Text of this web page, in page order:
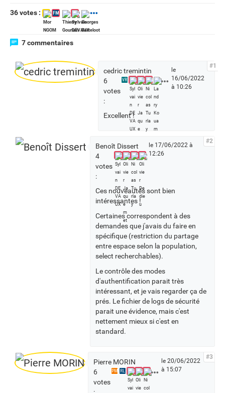
36 votes : FM
7 commentaires
cedric tremintin
6
votes
:
VR
o
s
v
a
n
t
s
le
16/06/2022
à 10:26
#1
Excellent !
Benoît Dissert
4
votes
:
le 17/06/2022 à
12:26
#2
Ces nouveautés sont bien
intéressantes !
Certaines correspondent à des
demandes que j'avais du faire en
spécifique (restriction du partage
entre espace selon la population,
select recherchables).
Le contrôle des modes
d'authentification parait très
intéressant, et je vais regarder ça de
prés. Le fichier de logs de sécurité
parait une évidence, mais c'est
nettement mieux si c'est en
standard.
Pierre MORIN
6
votes
PM RL
V
le 20/06/2022
à 15:07
#3